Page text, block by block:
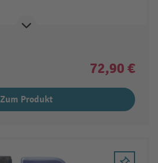
72,90 €
Zum Produkt